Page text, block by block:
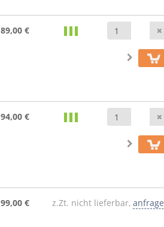
89,00 €
94,00 €
99,00 € z.Zt. nicht lieferbar,